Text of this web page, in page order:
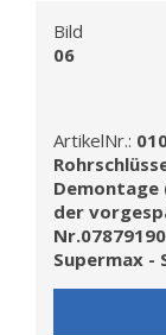
Bild
06
ArtikelNr.:
der
Supermax -